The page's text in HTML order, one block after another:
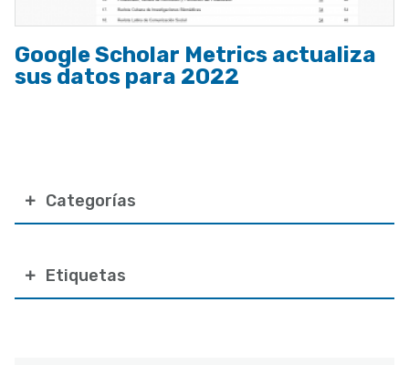
Categorías
Etiquetas
Google Scholar Metrics actualiza
sus datos para 2022